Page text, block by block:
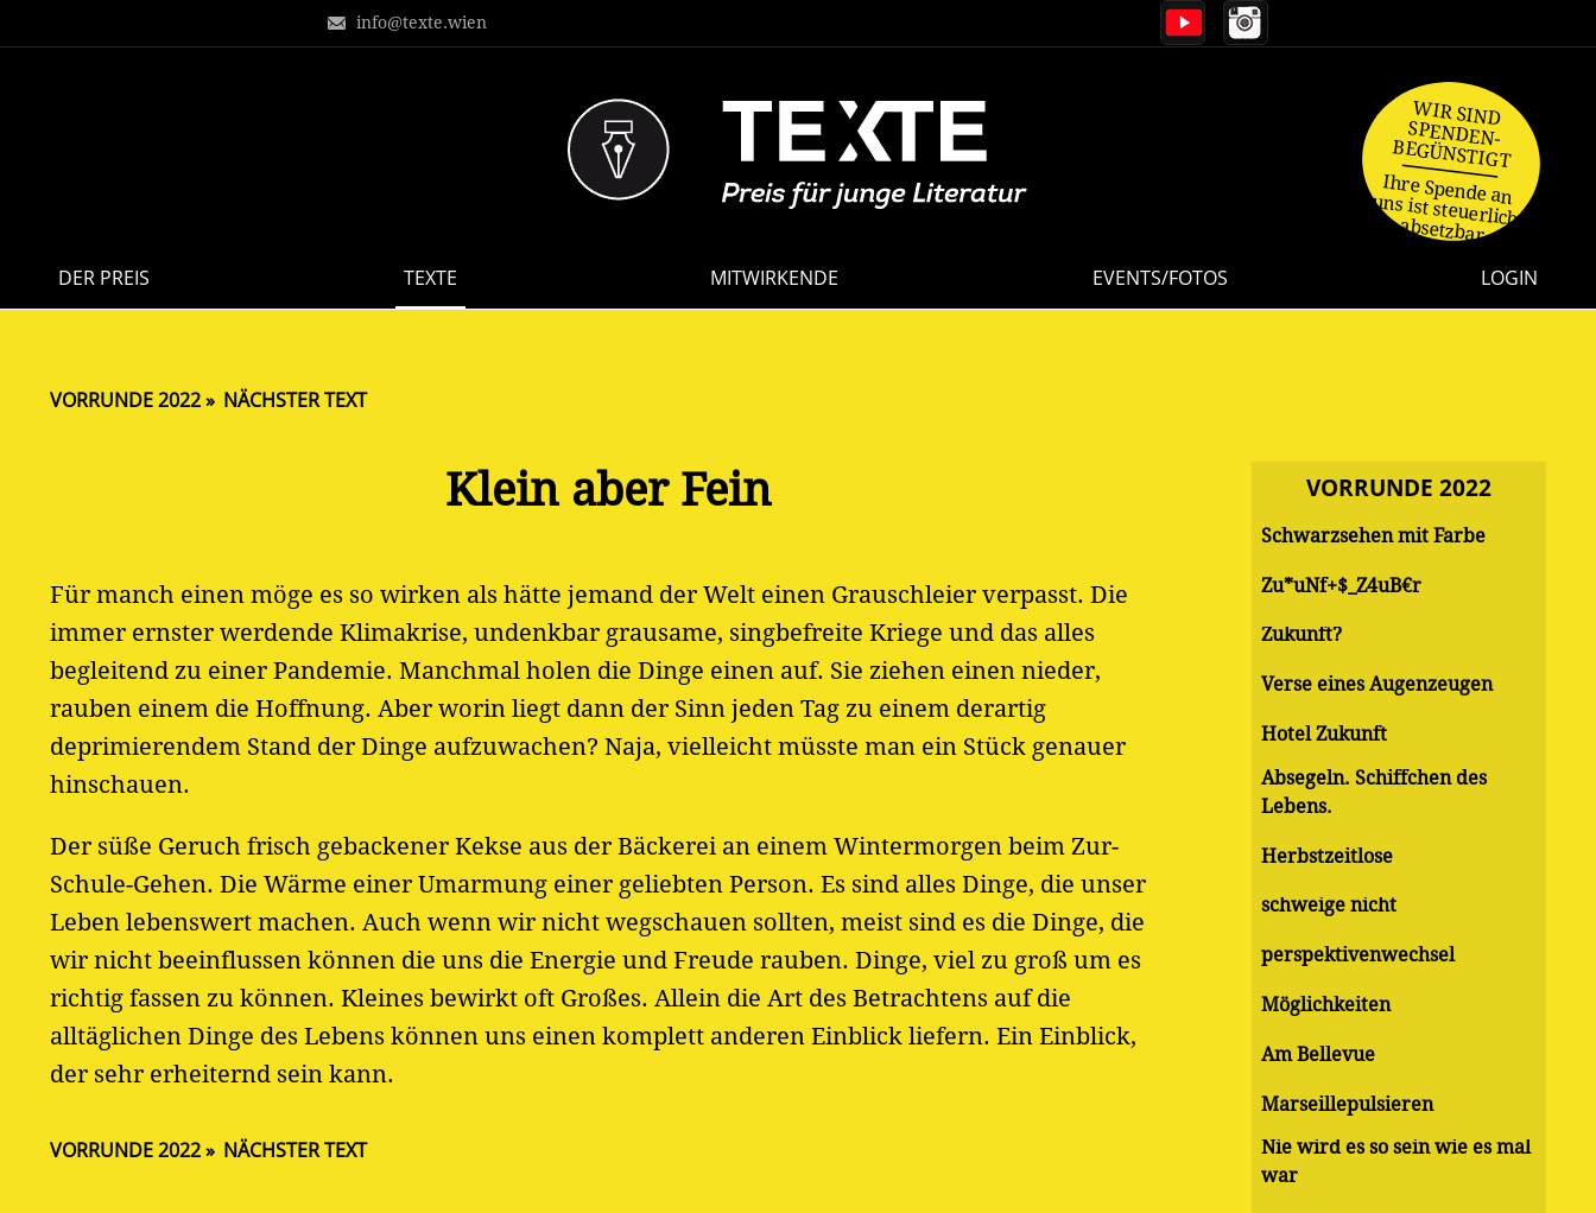
info@texte.wien
NAVIGATION
DER PREIS TEXTE MITWIRKENDE EVENTS/FOTOS LOGIN
WIR SIND
SPENDEN-
BEGÜNSTIGT
Ihre Spende an
uns ist steuerlich
absetzbar.
Klein aber Fein
Für manch einen möge es so wirken als hätte jemand der Welt einen Grauschleier verpasst. Die
immer ernster werdende Klimakrise, undenkbar grausame, singbefreite Kriege und das alles
begleitend zu einer Pandemie. Manchmal holen die Dinge einen auf. Sie ziehen einen nieder,
rauben einem die Hoffnung. Aber worin liegt dann der Sinn jeden Tag zu einem derartig
deprimierendem Stand der Dinge aufzuwachen? Naja, vielleicht müsste man ein Stück genauer
hinschauen.
Der süße Geruch frisch gebackener Kekse aus der Bäckerei an einem Wintermorgen beim Zur-
Schule-Gehen. Die Wärme einer Umarmung einer geliebten Person. Es sind alles Dinge, die unser
Leben lebenswert machen. Auch wenn wir nicht wegschauen sollten, meist sind es die Dinge, die
wir nicht beeinflussen können die uns die Energie und Freude rauben. Dinge, viel zu groß um es
richtig fassen zu können. Kleines bewirkt oft Großes. Allein die Art des Betrachtens auf die
alltäglichen Dinge des Lebens können uns einen komplett anderen Einblick liefern. Ein Einblick,
der sehr erheiternd sein kann.
VORRUNDE 2022 NÄCHSTER TEXT
VORRUNDE 2022 NÄCHSTER TEXT
VORRUNDE 2022
Schwarzsehen mit Farbe
Zu*uNf+$_Z4uB€r
Zukunft?
Verse eines Augenzeugen
Hotel Zukunft
Absegeln. Schiffchen des
Lebens.
Herbstzeitlose
schweige nicht
perspektivenwechsel
Möglichkeiten
Am Bellevue
Marseillepulsieren
Nie wird es so sein wie es mal
war